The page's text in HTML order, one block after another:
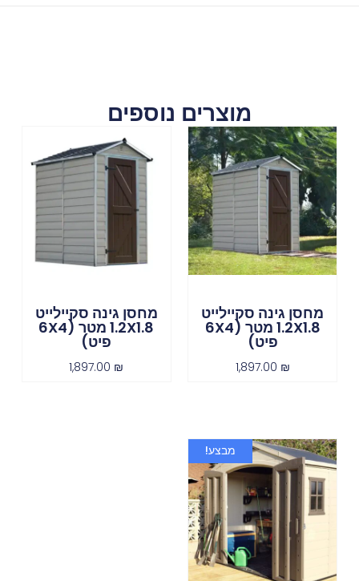
מוצרים נוספים
מחסן גינה סקיילייט
1.2X1.8 מטר (6X4
פיט)
1,897.00 ₪
מחסן גינה סקיילייט
1.2X1.8 מטר (6X4
פיט)
1,897.00 ₪
מבצע!